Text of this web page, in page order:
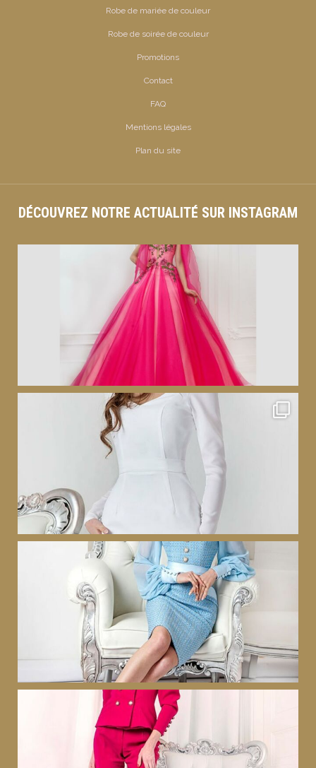
Robe de mariée de couleur
Robe de soirée de couleur
Promotions
Contact
FAQ
Mentions légales
Plan du site
DÉCOUVREZ NOTRE ACTUALITÉ SUR INSTAGRAM